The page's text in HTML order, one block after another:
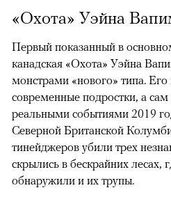
«Охота» Уэйна
Первый показанный в
канадская «Охота» Уэйна
монстрами «нового» типа.
современные подростки, а
реальными событиями 2019
Северной Британской
тинейджеров убили трех
скрылись в бескрайних лесах,
обнаружили и их трупы.